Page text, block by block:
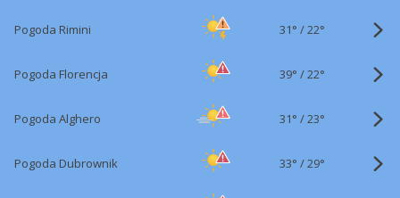
Pogoda Rimini 31° /22°
Pogoda Florencja 39° /22°
Pogoda Alghero 31° /23°
Pogoda Dubrownik 33° /29°